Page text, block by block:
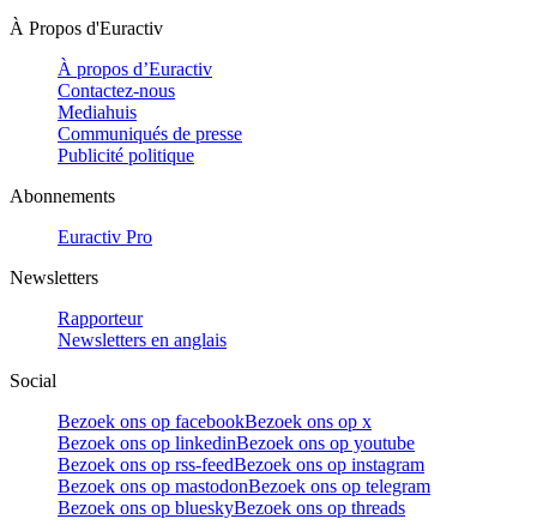
À Propos d'Euractiv
À propos d’Euractiv
Contactez-nous
Mediahuis
Communiqués de presse
Publicité politique
Abonnements
Euractiv Pro
Newsletters
Rapporteur
Newsletters en anglais
Social
Bezoek ons op facebookBezoek ons op x
Bezoek ons op linkedinBezoek ons op youtube
Bezoek ons op rss-feedBezoek ons op instagram
Bezoek ons op mastodonBezoek ons op telegram
Bezoek ons op blueskyBezoek ons op threads